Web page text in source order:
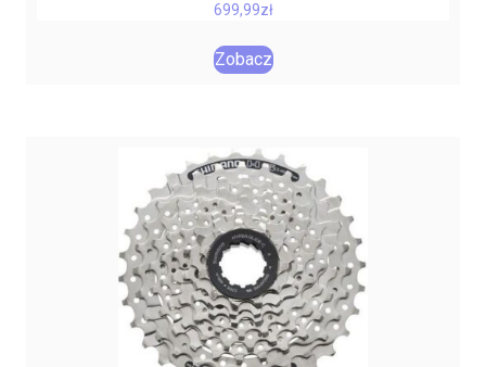
699,99zł
Zobacz